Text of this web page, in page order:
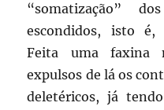
“somatização”
escondidos, isto é,
Feita uma faxina
expulsos de lá os
deletéricos, já